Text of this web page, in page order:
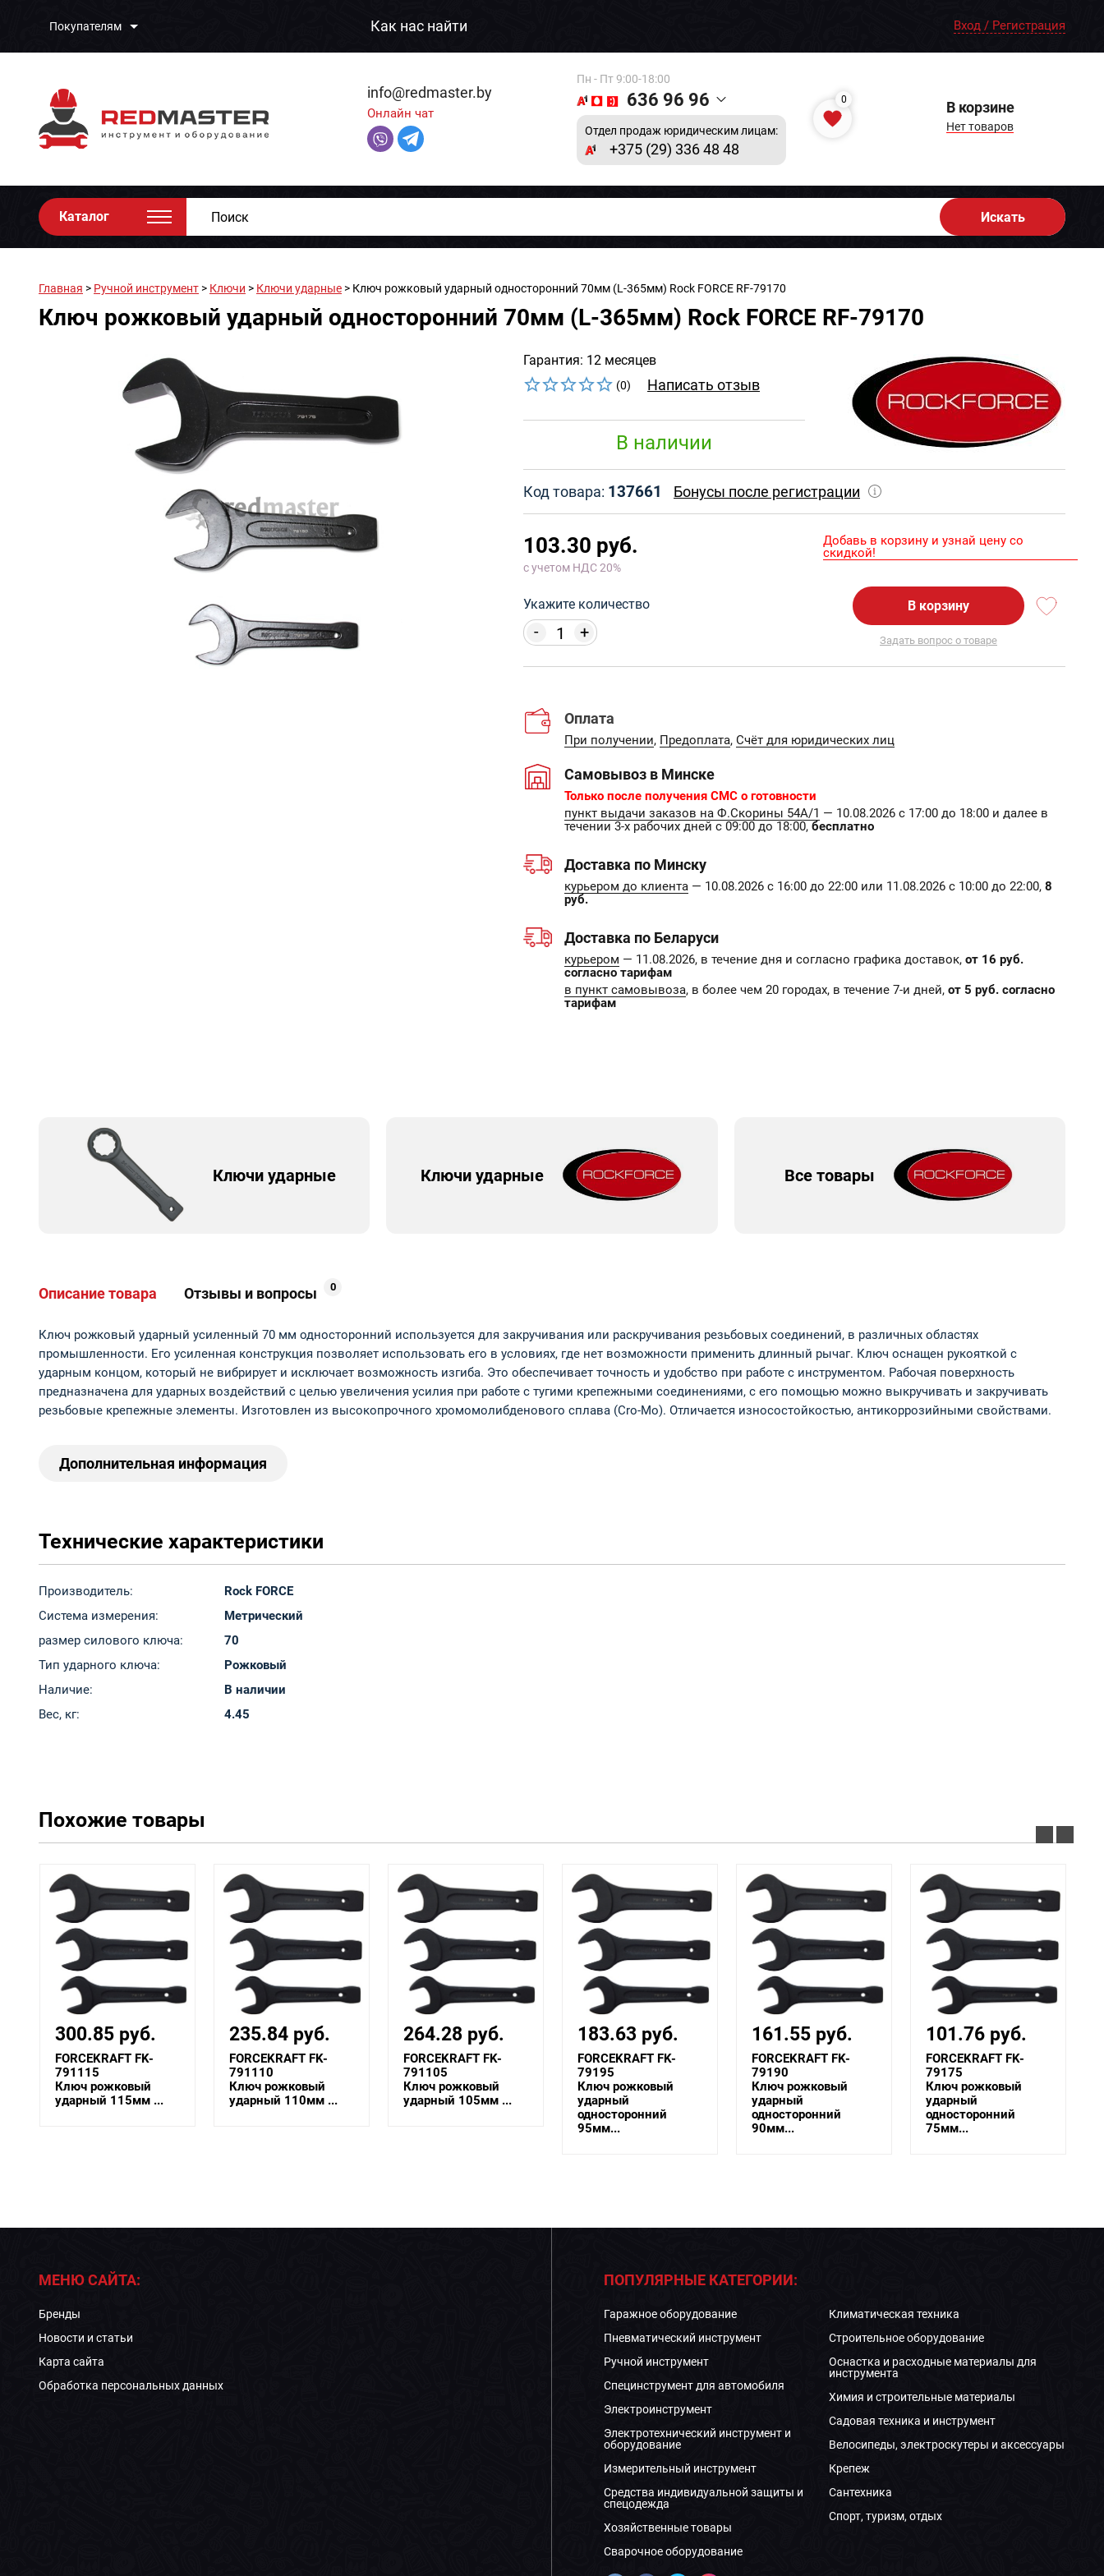
Покупателям Как нас найти Вход / Регистрация
info@redmaster.by
Онлайн чат
Пн - Пт 9:00-18:00
636 96 96
Отдел продаж юридическим лицам:
+375 (29) 336 48 48
0 В корзине
Нет товаров
Каталог Искать
Главная > Ручной инструмент > Ключи > Ключи ударные > Ключ рожковый ударный односторонний 70мм (L-365мм) Rock FORCE RF-79170
Ключ рожковый ударный односторонний 70мм (L-365мм) Rock FORCE RF-79170
Гарантия: 12 месяцев
(0) Написать отзыв
В наличии
Код товара: 137661 Бонусы после регистрации
Добавь в корзину и узнай цену со
скидкой!
103.30 руб.
с учетом НДС 20%
Укажите количество
+
-
В корзину
Задать вопрос о товаре
Оплата
При получении, Предоплата, Счёт для юридических лиц
Самовывоз в Минске
Только после получения СМС о готовности
пункт выдачи заказов на Ф.Скорины 54А/1 — 10.08.2026 с 17:00 до 18:00 и далее в
течении 3-х рабочих дней с 09:00 до 18:00, бесплатно
Доставка по Минску
курьером до клиента — 10.08.2026 с 16:00 до 22:00 или 11.08.2026 с 10:00 до 22:00, 8
руб.
Доставка по Беларуси
курьером — 11.08.2026, в течение дня и согласно графика доставок, от 16 руб.
согласно тарифам
в пункт самовывоза, в более чем 20 городах, в течение 7-и дней, от 5 руб. согласно
тарифам
Ключи ударные Ключи ударные Все товары
Описание товара Отзывы и вопросы 0
Ключ рожковый ударный усиленный 70 мм односторонний используется для закручивания или раскручивания резьбовых соединений, в различных областях
промышленности. Его усиленная конструкция позволяет использовать его в условиях, где нет возможности применить длинный рычаг. Ключ оснащен рукояткой с
ударным концом, который не вибрирует и исключает возможность изгиба. Это обеспечивает точность и удобство при работе с инструментом. Рабочая поверхность
предназначена для ударных воздействий с целью увеличения усилия при работе с тугими крепежными соединениями, с его помощью можно выкручивать и закручивать
резьбовые крепежные элементы. Изготовлен из высокопрочного хромомолибденового сплава (Cro-Mo). Отличается износостойкостью, антикоррозийными свойствами.
Дополнительная информация
Технические характеристики
Производитель:
Rock FORCE
Система измерения:
Метрический
размер силового ключа:
70
Тип ударного ключа:
Рожковый
Наличие:
В наличии
Вес, кг:
4.45
Похожие товары
235.84 руб.
FORCEKRAFT FK-
791110
Ключ рожковый
ударный 110мм ...
264.28 руб.
FORCEKRAFT FK-
791105
Ключ рожковый
ударный 105мм ...
183.63 руб.
FORCEKRAFT FK-
79195
Ключ рожковый
ударный
161.55 руб.
FORCEKRAFT FK-
79190
Ключ рожковый
ударный
односторонний
90мм...
101.76 руб.
FORCEKRAFT FK-
79175
Ключ рожковый
ударный
односторонний
75мм...
94.08 руб.
FORCEKRAFT FK-
79170
Ключ рожковый
ударный
односторонний
70мм...
МЕНЮ САЙТА:
Бренды
Новости и статьи
Карта сайта
Обработка персональных данных
ПОПУЛЯРНЫЕ КАТЕГОРИИ:
Гаражное оборудование
Пневматический инструмент
Ручной инструмент
Специнструмент для автомобиля
Электроинструмент
Электротехнический инструмент и
оборудование
Измерительный инструмент
Средства индивидуальной защиты и
спецодежда
Хозяйственные товары
Сварочное оборудование
Климатическая техника
Строительное оборудование
Оснастка и расходные материалы для
инструмента
Химия и строительные материалы
Садовая техника и инструмент
Велосипеды, электроскутеры и аксессуары
Крепеж
Сантехника
Спорт, туризм, отдых